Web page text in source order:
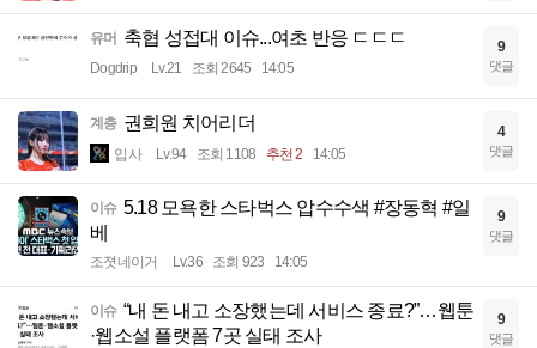
유머 축협 성접대 이슈...여초 반응 ㄷㄷㄷ
Dogdrip Lv.21 조회 2645 14:05
9
댓글
계층 권희원 치어리더
입사 Lv.94 조회 1108 추천 2 14:05
4
댓글
이슈 5.18 모욕한 스타벅스 압수수색 #장동혁 #일
베
조졋네이거 Lv.36 조회 923 14:05
9
댓글
이슈 “내 돈 내고 소장했는데 서비스 종료?”…웹툰
·웹소설 플랫폼 7곳 실태 조사
9
댓글